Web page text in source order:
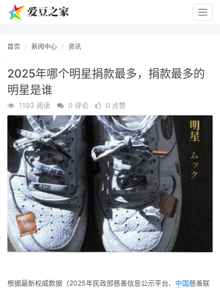
首页 新闻中心 资讯
2025年哪个明星捐款最多，捐款最多的
明星是谁
1193 阅读 0 评论 0 点赞
根据最新权威数据（2025年民政部慈善信息公示平台、 中国慈善联